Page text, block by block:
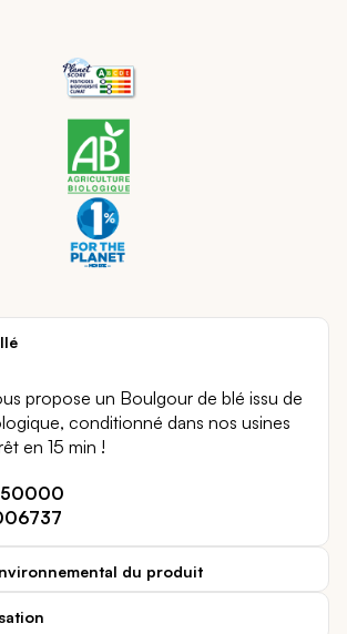
propose un Boulgour de blé issu de
conditionné dans nos usines
en 15 min !
du produit